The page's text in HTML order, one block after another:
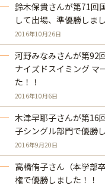
鈴木保貴さんが第71回
して出場、準優勝しま
2016年10月26日
河野みなみさんが第92
ナイズドスイミング マ
た！！
2016年10月6日
木津早耶子さんが第16
子シングル部門で優勝
2016年9月20日
高橋侑子さん（本学部
権で優勝しました！！